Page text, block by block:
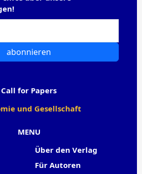
MENU
Über den Verlag
Für Autoren
abonnieren
Call for Papers
und Gesellschaft